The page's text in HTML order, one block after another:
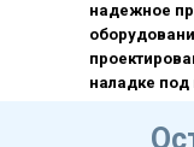
надежное
наладке под